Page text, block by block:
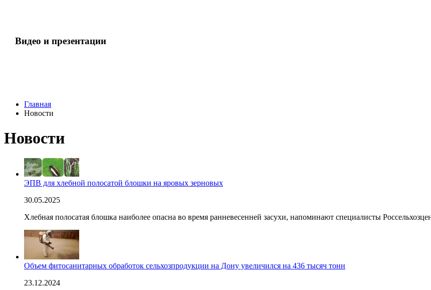
Видео и презентации
Главная
Новости
Новости
ЭПВ для хлебной полосатой блошки на яровых зерновых
30.05.2025
Хлебная полосатая блошка наиболее опасна во время ранневесенней засухи, напоминают специалисты
Объем фитосанитарных обработок сельхозпродукции на Дону увеличился на 436 тысяч тонн
23.12.2024